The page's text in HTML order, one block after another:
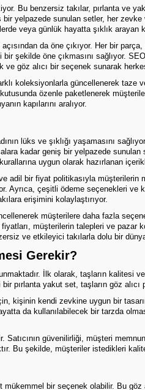
Bu benzersiz takılar, pırlanta ve
yelpazede sunulan setler, her
veya günlük hayatta şıklık arayan
da öne çıkıyor. Her bir
bir şekilde öne çıkmasını
ve göz alıcı bir seçenek sunarak
koleksiyonlarla güncellenerek
özenle paketlenerek
kapılarını aralıyor.
lüks ve şıklığı yaşamasını
kadar geniş bir yelpazede
uygun olarak hazırlanan
adil bir fiyat politikasıyla
Ayrıca, çeşitli ödeme seçenekleri
erişimini kolaylaştırıyor.
müşterilere daha fazla
müşterilerin talepleri ve pazar
ve etkileyici takılarla dolu bir
Gerekir?
İlk olarak, taşların kalitesi
bir pırlanta yakut set, taşların göz
kişinin kendi zevkine uygun bir
da kullanılabilecek bir tarzda
güvenilirliği, müşteri
Bu şekilde, müşteriler istedikleri
bir seçenek olabilir. Bu